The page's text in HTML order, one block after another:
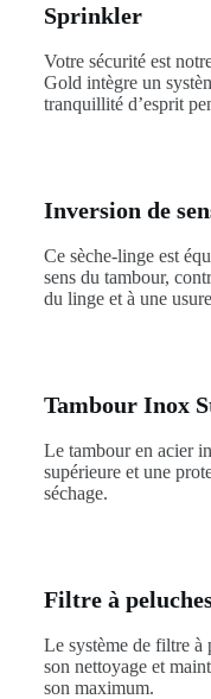
Sprinkler
Votre sécurité est
Gold intègre un
tranquillité d’esprit
Inversion de
Ce sèche-linge est
sens du tambour,
du linge et à une
Tambour Inox
Le tambour en acier
supérieure et une
séchage.
Filtre à
Le système de filtre à
son nettoyage et
son maximum.